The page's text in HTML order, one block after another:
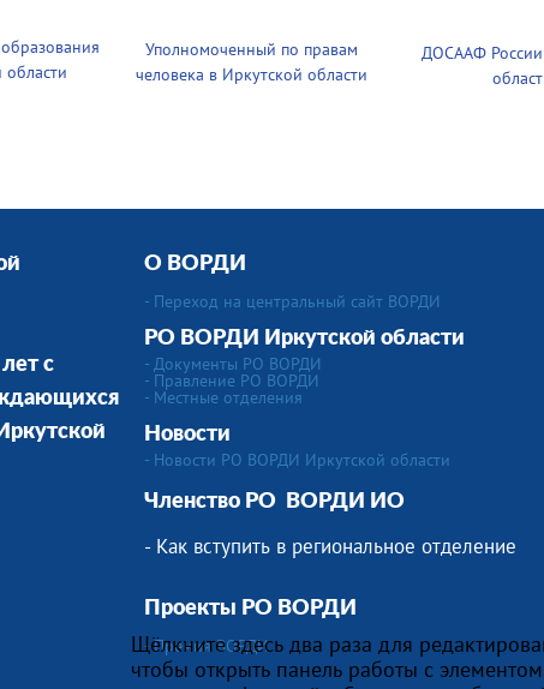
области
Уполномоченный по правам
человека в Иркутской области
ДОСААФ России
с
О ВОРДИ
- Переход на центральный сайт ВОРДИ
РО ВОРДИ Иркутской области
- Документы РО ВОРДИ
- Правление РО ВОРДИ
- Местные отделения
Новости
- Новости РО ВОРДИ Иркутской области
Членство РО
ВОРДИ ИО
- Как вступить в региональное отделение
Проекты РО ВОРДИ
- Премия ВОРДИ
Щёлкните здесь два раза для
чтобы открыть панель работы с